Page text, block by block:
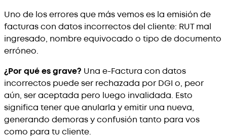
Uno de los errores que más vemos es la emisión de
facturas con datos incorrectos del cliente: RUT mal
ingresado, nombre equivocado o tipo de documento
erróneo.
¿Por qué es grave? Una e-Factura con datos
incorrectos puede ser rechazada por DGI o, peor
aún, ser aceptada pero luego invalidada. Esto
significa tener que anularla y emitir una nueva,
generando demoras y confusión tanto para vos
como para tu cliente.